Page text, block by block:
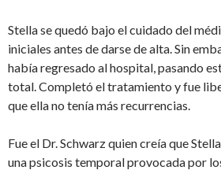
Stella se quedó bajo el cuidado del
iniciales antes de darse de alta. Sin
había regresado al hospital, pasando
total. Completó el tratamiento y fue
que ella no tenía más recurrencias.
Fue el Dr. Schwarz quien creía que
una psicosis temporal provocada por